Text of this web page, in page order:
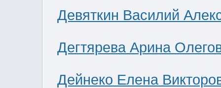
Девяткин Василий
Дегтярева Арина
Дейнеко Елена